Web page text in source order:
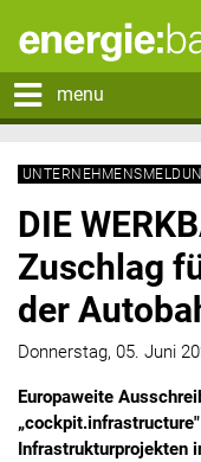
menu
DIE
Zuschlag
der
Donnerstag, 05. Juni
Europaweite
Infrastrukturprojekten